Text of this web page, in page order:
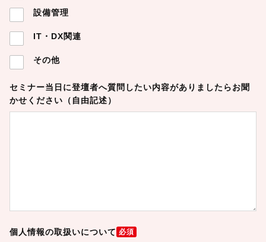
設備管理
IT・DX関連
その他
セミナー当日に登壇者へ質問したい内容がありましたらお聞
かせください（自由記述）
個人情報の取扱いについて 必須